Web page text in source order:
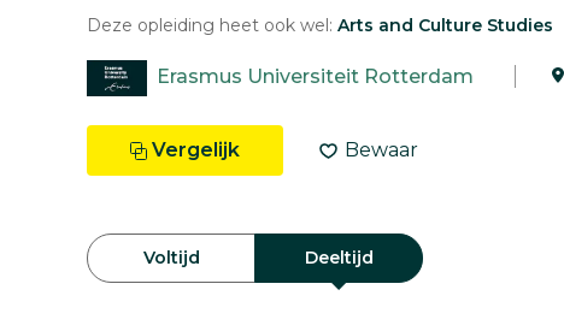
Deze opleiding heet ook wel: Arts and Culture Studies
Erasmus Universiteit Rotterdam
Vergelijk Bewaar
Voltijd Deeltijd